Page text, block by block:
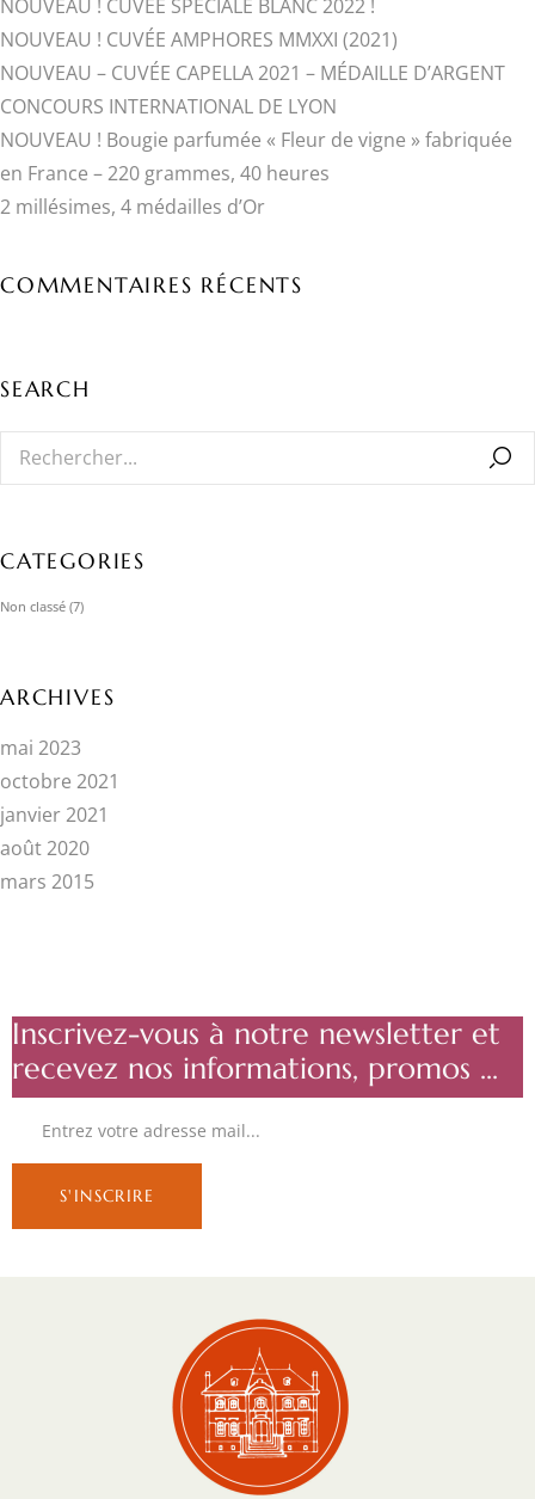
NOUVEAU ! CUVÉE SPÉCIALE BLANC 2022 !
NOUVEAU ! CUVÉE AMPHORES MMXXI (2021)
NOUVEAU – CUVÉE CAPELLA 2021 – MÉDAILLE D’ARGENT
CONCOURS INTERNATIONAL DE LYON
NOUVEAU ! Bougie parfumée « Fleur de vigne » fabriquée
en France – 220 grammes, 40 heures
2 millésimes, 4 médailles d’Or
COMMENTAIRES RÉCENTS
SEARCH
CATEGORIES
Non classé (7)
ARCHIVES
mai 2023
octobre 2021
janvier 2021
août 2020
mars 2015
Inscrivez-vous à notre newsletter et
recevez nos informations, promos ...